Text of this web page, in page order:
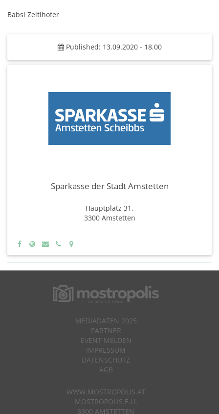
Babsi Zeitlhofer
Published: 13.09.2020 - 18.00
Sparkasse der Stadt Amstetten
Hauptplatz 31,
3300 Amstetten
MEDIADATEN 2025
PARTNER
EVENT MELDEN
IMPRESSUM
DATENSCHUTZ
AGB
WWW.MOSTROPOLIS.AT
MOSTROPOLIS E.U.
3300 AMSTETTEN